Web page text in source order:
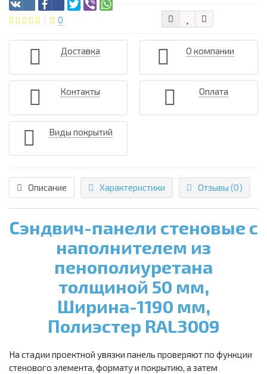
0
Доставка О компании
Контакты Оплата
Виды покрытий
Описание Характеристики Отзывы (0)
Сэндвич-панели стеновые с
наполнителем из
пенополиуретана
толщиной 50 мм,
Ширина-1190 мм,
Полиэстер RAL3009
На стадии проектной увязки панель проверяют по функции
стенового элемента, формату и покрытию, а затем